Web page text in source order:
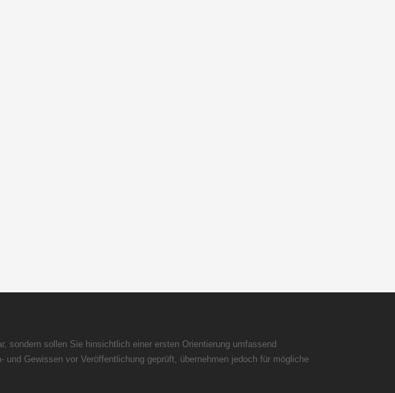
sondern sollen Sie hinsichtlich einer ersten Orientierung umfassend
Gewissen vor Veröffentlichung geprüft, übernehmen jedoch für mögliche